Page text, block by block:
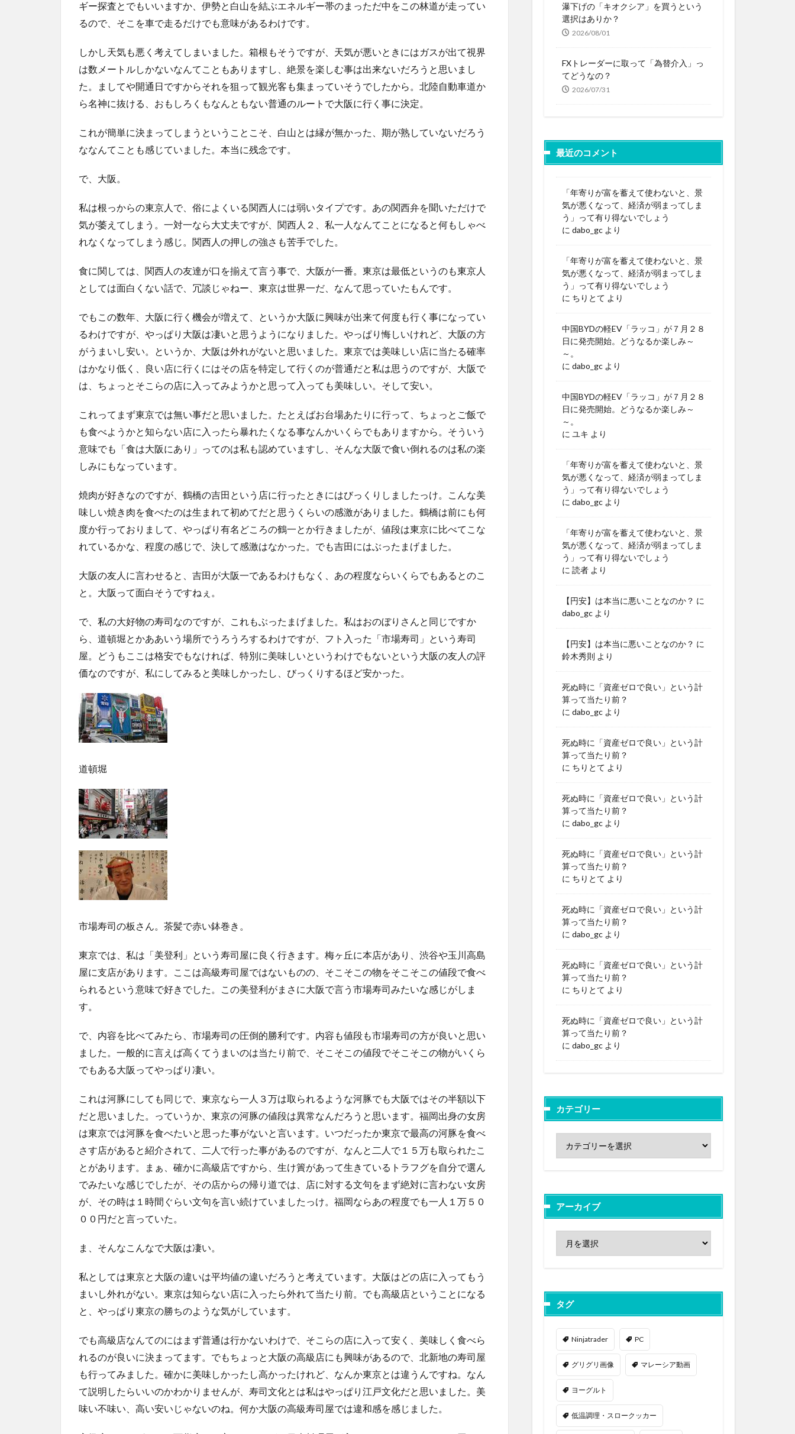
ギー探査とでもいいますか、伊勢と白山を結ぶエネルギー帯のまっただ中をこの林道が走ってい
るので、そこを車で走るだけでも意味があるわけです。
しかし天気も悪く考えてしまいました。箱根もそうですが、天気が悪いときにはガスが出て視界
は数メートルしかないなんてこともありますし、絶景を楽しむ事は出来ないだろうと思いまし
た。ましてや開通日ですからそれを狙って観光客も集まっていそうでしたから。北陸自動車道か
ら名神に抜ける、おもしろくもなんともない普通のルートで大阪に行く事に決定。
これが簡単に決まってしまうということこそ、白山とは縁が無かった、期が熟していないだろう
ななんてことも感じていました。本当に残念です。
で、大阪。
私は根っからの東京人で、俗によくいる関西人には弱いタイプです。あの関西弁を聞いただけで
気が萎えてしまう。一対一なら大丈夫ですが、関西人２、私一人なんてことになると何もしゃべ
れなくなってしまう感じ。関西人の押しの強さも苦手でした。
食に関しては、関西人の友達が口を揃えて言う事で、大阪が一番。東京は最低というのも東京人
としては面白くない話で、冗談じゃねー、東京は世界一だ、なんて思っていたもんです。
でもこの数年、大阪に行く機会が増えて、というか大阪に興味が出来て何度も行く事になってい
るわけですが、やっぱり大阪は凄いと思うようになりました。やっぱり悔しいけれど、大阪の方
がうまいし安い。というか、大阪は外れがないと思いました。東京では美味しい店に当たる確率
はかなり低く、良い店に行くにはその店を特定して行くのが普通だと私は思うのですが、大阪で
は、ちょっとそこらの店に入ってみようかと思って入っても美味しい。そして安い。
これってまず東京では無い事だと思いました。たとえばお台場あたりに行って、ちょっとご飯で
も食べようかと知らない店に入ったら暴れたくなる事なんかいくらでもありますから。そういう
意味でも「食は大阪にあり」ってのは私も認めていますし、そんな大阪で食い倒れるのは私の楽
しみにもなっています。
焼肉が好きなのですが、鶴橋の吉田という店に行ったときにはびっくりしましたっけ。こんな美
味しい焼き肉を食べたのは生まれて初めてだと思うくらいの感激がありました。鶴橋は前にも何
度か行っておりまして、やっぱり有名どころの鶴一とか行きましたが、値段は東京に比べてこな
れているかな、程度の感じで、決して感激はなかった。でも吉田にはぶったまげました。
大阪の友人に言わせると、吉田が大阪一であるわけもなく、あの程度ならいくらでもあるとのこ
と。大阪って面白そうですねぇ。
で、私の大好物の寿司なのですが、これもぶったまげました。私はおのぼりさんと同じですか
ら、道頓堀とかああいう場所でうろうろするわけですが、フト入った「市場寿司」という寿司
屋。どうもここは格安でもなければ、特別に美味しいというわけでもないという大阪の友人の評
価なのですが、私にしてみると美味しかったし、びっくりするほど安かった。
道頓堀
市場寿司の板さん。茶髪で赤い鉢巻き。
東京では、私は「美登利」という寿司屋に良く行きます。梅ヶ丘に本店があり、渋谷や玉川高島
屋に支店があります。ここは高級寿司屋ではないものの、そこそこの物をそこそこの値段で食べ
られるという意味で好きでした。この美登利がまさに大阪で言う市場寿司みたいな感じがしま
す。
で、内容を比べてみたら、市場寿司の圧倒的勝利です。内容も値段も市場寿司の方が良いと思い
ました。一般的に言えば高くてうまいのは当たり前で、そこそこの値段でそこそこの物がいくら
でもある大阪ってやっぱり凄い。
これは河豚にしても同じで、東京なら一人３万は取られるような河豚でも大阪ではその半額以下
だと思いました。っていうか、東京の河豚の値段は異常なんだろうと思います。福岡出身の女房
は東京では河豚を食べたいと思った事がないと言います。いつだったか東京で最高の河豚を食べ
さす店があると紹介されて、二人で行った事があるのですが、なんと二人で１５万も取られたこ
とがあります。まぁ、確かに高級店ですから、生け簀があって生きているトラフグを自分で選ん
でみたいな感じでしたが、その店からの帰り道では、店に対する文句をまず絶対に言わない女房
が、その時は１時間ぐらい文句を言い続けていましたっけ。福岡ならあの程度でも一人１万５０
００円だと言っていた。
ま、そんなこんなで大阪は凄い。
私としては東京と大阪の違いは平均値の違いだろうと考えています。大阪はどの店に入ってもう
まいし外れがない。東京は知らない店に入ったら外れて当たり前。でも高級店ということになる
と、やっぱり東京の勝ちのような気がしています。
でも高級店なんてのにはまず普通は行かないわけで、そこらの店に入って安く、美味しく食べら
れるのが良いに決まってます。でもちょっと大阪の高級店にも興味があるので、北新地の寿司屋
も行ってみました。確かに美味しかったし高かったけれど、なんか東京とは違うんですね。なん
て説明したらいいのかわかりませんが、寿司文化とは私はやっぱり江戸文化だと思いました。美
味い不味い、高い安いじゃないのね。何か大阪の高級寿司屋では違和感を感じました。
瀑下げの「キオクシア」を買うという
選択はありか？
2026/08/01
FXトレーダーに取って「為替介入」っ
てどうなの？
2026/07/31
最近のコメント
「年寄りが富を蓄えて使わないと、景
気が悪くなって、経済が弱まってしま
う」って有り得ないでしょう
に dabo_gc より
「年寄りが富を蓄えて使わないと、景
気が悪くなって、経済が弱まってしま
う」って有り得ないでしょう
に ちりとて より
中国BYDの軽EV「ラッコ」が７月２８
日に発売開始。どうなるか楽しみ～
～。
に dabo_gc より
中国BYDの軽EV「ラッコ」が７月２８
日に発売開始。どうなるか楽しみ～
～。
に ユキ より
「年寄りが富を蓄えて使わないと、景
気が悪くなって、経済が弱まってしま
う」って有り得ないでしょう
に dabo_gc より
「年寄りが富を蓄えて使わないと、景
気が悪くなって、経済が弱まってしま
う」って有り得ないでしょう
に 読者 より
【円安】は本当に悪いことなのか？ に
dabo_gc より
【円安】は本当に悪いことなのか？ に
鈴木秀則 より
死ぬ時に「資産ゼロで良い」という計
算って当たり前？
に dabo_gc より
死ぬ時に「資産ゼロで良い」という計
算って当たり前？
に ちりとて より
死ぬ時に「資産ゼロで良い」という計
算って当たり前？
に dabo_gc より
死ぬ時に「資産ゼロで良い」という計
算って当たり前？
に ちりとて より
死ぬ時に「資産ゼロで良い」という計
算って当たり前？
に dabo_gc より
死ぬ時に「資産ゼロで良い」という計
算って当たり前？
に ちりとて より
死ぬ時に「資産ゼロで良い」という計
算って当たり前？
に dabo_gc より
カテゴリー
アーカイブ
タグ
Ninjatrader PC
グリグリ画像 マレーシア動画
ヨーグルト
低温調理・スロークッカー